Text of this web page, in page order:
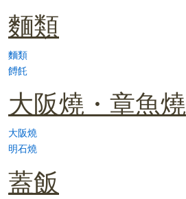
麵類
麵類
餺飥
大阪燒・章魚燒
大阪燒
明石燒
蓋飯